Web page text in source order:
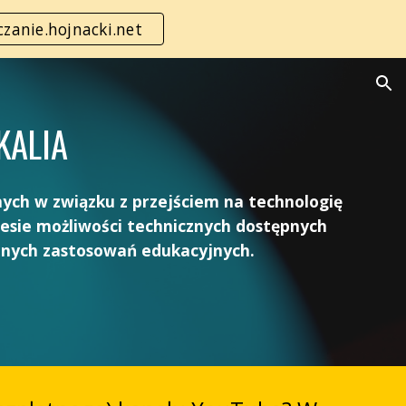
w związku z przejściem na technologię
możliwości technicznych dostępnych
zastosowań edukacyjnych.